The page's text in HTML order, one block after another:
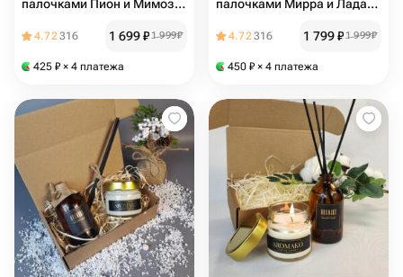
палочками Пион и Мимоза,
4.72316 1 699₽1 999₽
425 ₽ × 4 платежа
палочками Мирра и Ладан,
4.72316 1 799₽1 999₽
450 ₽ × 4 платежа